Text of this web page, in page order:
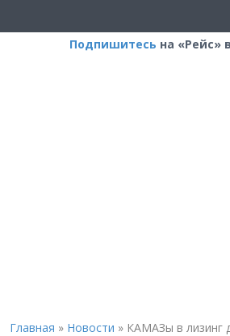
Подпишитесь на «Рейс»
Главная » Новости » КАМАЗы в лизинг